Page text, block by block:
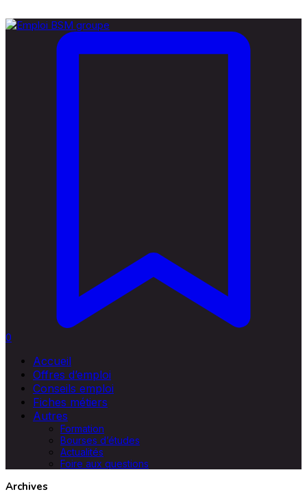
0
Accueil
Offres d’emploi
Conseils emploi
Fiches métiers
Autres
Formation
Bourses d’études
Actualités
Foire aux questions
Archives